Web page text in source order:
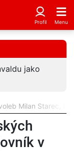
jako
Milan Starec,
v